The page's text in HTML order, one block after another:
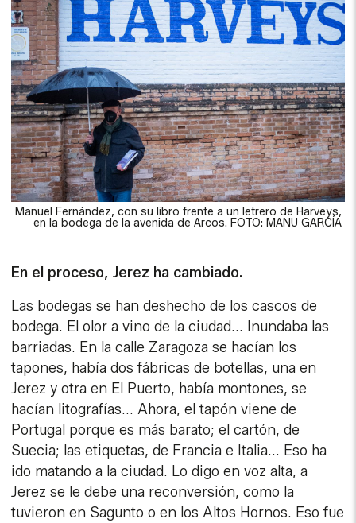
Manuel Fernández, con su libro frente a un letrero de Harveys,
en la bodega de la avenida de Arcos. FOTO: MANU GARCÍA
En el proceso, Jerez ha cambiado.
Las bodegas se han deshecho de los cascos de
bodega. El olor a vino de la ciudad... Inundaba las
barriadas. En la calle Zaragoza se hacían los
tapones, había dos fábricas de botellas, una en
Jerez y otra en El Puerto, había montones, se
hacían litografías... Ahora, el tapón viene de
Portugal porque es más barato; el cartón, de
Suecia; las etiquetas, de Francia e Italia... Eso ha
ido matando a la ciudad. Lo digo en voz alta, a
Jerez se le debe una reconversión, como la
tuvieron en Sagunto o en los Altos Hornos. Eso fue